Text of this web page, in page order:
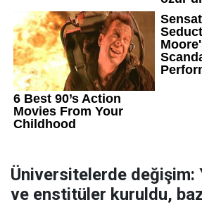
Üniversitelerde değişim:
ve enstitüler kuruldu,